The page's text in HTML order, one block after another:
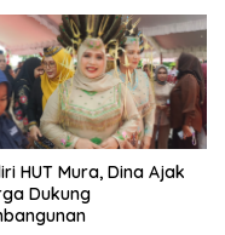
HUT Mura, Dina Ajak
Dukung